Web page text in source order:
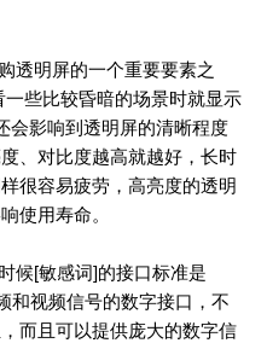
明屏的一个重要要素之
些比较昏暗的场景时就显示
会影响到透明屏的清晰程度
、对比度越高就越好，长时
很容易疲劳，高亮度的透明
使用寿命。
[敏感词]的接口标准是
和视频信号的数字接口，不
而且可以提供庞大的数字信